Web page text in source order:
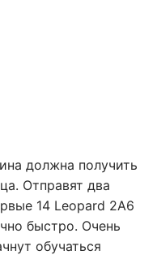
должна получить
Отправят два
14 Leopard 2A6
быстро. Очень
обучаться